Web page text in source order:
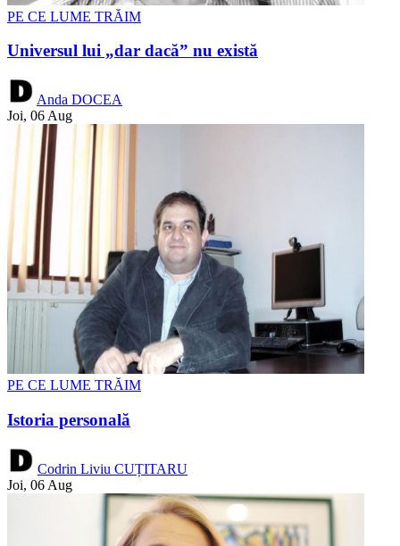
PE CE LUME TRĂIM
Universul lui „dar dacă” nu există
Anda DOCEA
Joi, 06 Aug
PE CE LUME TRĂIM
Istoria personală
Codrin Liviu CUȚITARU
Joi, 06 Aug